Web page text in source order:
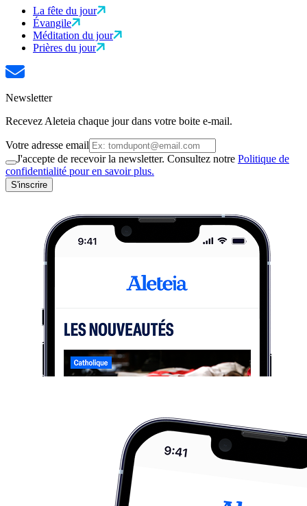
La fête du jour
Évangile
Méditation du jour
Prières du jour
Newsletter
Recevez Aleteia chaque jour dans votre boite e-mail.
Votre adresse email
J'accepte de recevoir la newsletter. Consultez notre Politique de
confidentialité pour en savoir plus.
S'inscrire